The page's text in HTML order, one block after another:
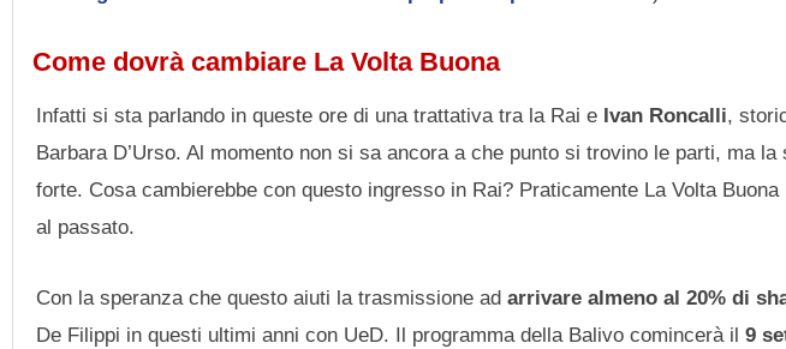
Come dovrà cambiare La Volta Buona
Infatti si sta parlando in queste ore di una trattativa tra la Rai e Ivan Roncalli,
Barbara D’Urso. Al momento non si sa ancora a che punto si trovino le parti, ma
forte. Cosa cambierebbe con questo ingresso in Rai? Praticamente La Volta Buona
al passato.
Con la speranza che questo aiuti la trasmissione adarrivare almeno al 20% di
De Filippi in questi ultimi anni con UeD. Il programma della Balivo comincerà il9